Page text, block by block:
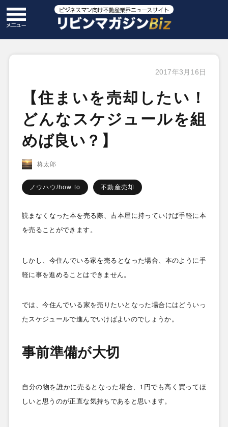
2017年3月16日
【住まいを売却したい！
どんなスケジュールを組
めば良い？】
柊太郎
ノウハウ/how to 不動産売却
読まなくなった本を売る際、古本屋に持っていけば手軽に本
を売ることができます。
しかし、今住んでいる家を売るとなった場合、本のように手
軽に事を進めることはできません。
では、今住んでいる家を売りたいとなった場合にはどういっ
たスケジュールで進んでいけばよいのでしょうか。
事前準備が大切
自分の物を誰かに売るとなった場合、 1 円でも高く買ってほ
しいと思うのが正直な気持ちであると思います。